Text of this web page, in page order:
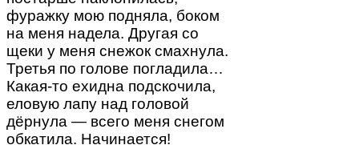
фуражку мою подняла, боком
на меня надела. Другая со
щеки у меня снежок смахнула.
Третья по голове погладила…
Какая-то ехидна подскочила,
еловую лапу над головой
дёрнула — всего меня снегом
обкатила. Начинается!